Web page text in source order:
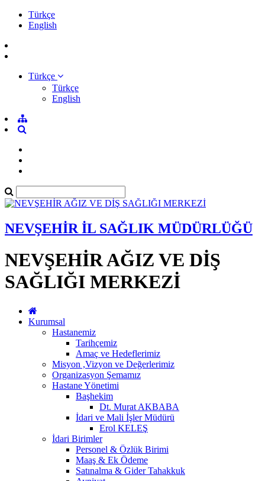
Türkçe
English
Türkçe
Türkçe
English
NEVŞEHİR İL SAĞLIK MÜDÜRLÜĞÜ
NEVŞEHİR AĞIZ VE DİŞ
SAĞLIĞI MERKEZİ
Kurumsal
Hastanemiz
Tarihçemiz
Amaç ve Hedeflerimiz
Misyon ,Vizyon ve Değerlerimiz
Organizasyon Şemamız
Hastane Yönetimi
Başhekim
Dt. Murat AKBABA
İdari ve Mali İşler Müdürü
Erol KELEŞ
İdari Birimler
Personel & Özlük Birimi
Maaş & Ek Ödeme
Satınalma & Gider Tahakkuk